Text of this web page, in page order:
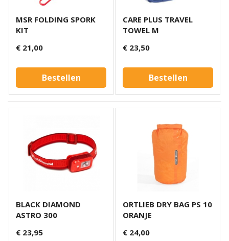
MSR FOLDING SPORK
KIT
€ 21,00
Bestellen
CARE PLUS TRAVEL
TOWEL M
€ 23,50
Bestellen
BLACK DIAMOND
ASTRO 300
€ 23,95
ORTLIEB DRY BAG PS 10
ORANJE
€ 24,00